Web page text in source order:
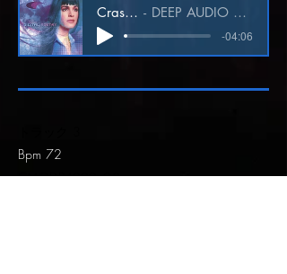
Crash & Fall DEEP AUDIO CMGDP4000_02
-04:06
Bpm 72
CMGDP4000_03